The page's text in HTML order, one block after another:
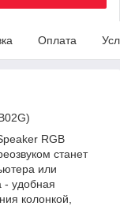
Оплата
RGB
станет
или
- удобная
колонкой,